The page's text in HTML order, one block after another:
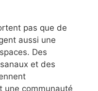
pas que de
aussi une
Des
et des
une communauté